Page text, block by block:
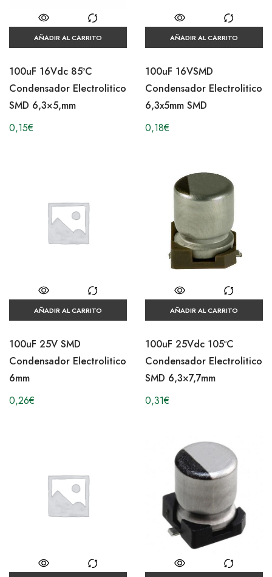
AÑADIR AL CARRITO
100uF 16Vdc 85ºC
Condensador Electrolitico
SMD 6,3×5,mm
0,15€
AÑADIR AL CARRITO
100uF 16VSMD
Condensador Electrolitico
6,3x5mm SMD
0,18€
AÑADIR AL CARRITO
100uF 25V SMD
Condensador Electrolitico
6mm
0,26€
AÑADIR AL CARRITO
100uF 25Vdc 105ºC
Condensador Electrolitico
SMD 6,3×7,7mm
0,31€